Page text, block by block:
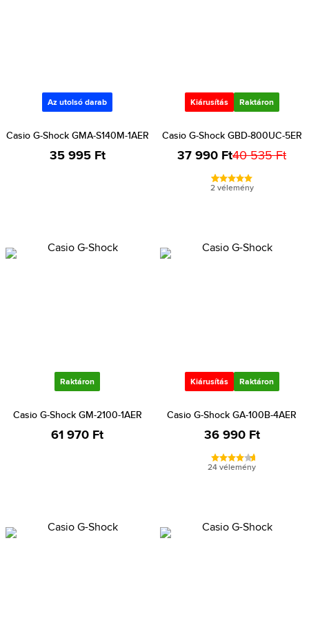
Az utolsó darab
Casio G-Shock GMA-S140M-1AER
35 995 Ft
Kiárusítás Raktáron
Casio G-Shock GBD-800UC-5ER
37 990 Ft40 535 Ft
2 vélemény
Raktáron
Casio G-Shock GM-2100-1AER
61 970 Ft
Kiárusítás Raktáron
Casio G-Shock GA-100B-4AER
36 990 Ft
24 vélemény